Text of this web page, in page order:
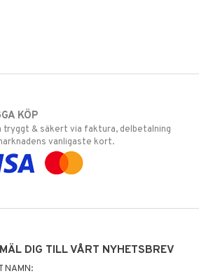
KÖP
tryggt & säkert via faktura, delbetalning
vanligaste kort.
DIG TILL VÅRT NYHETSBREV
NAMN: